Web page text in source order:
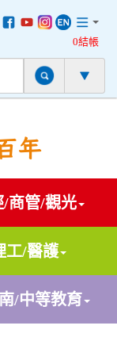
0結帳
年
/商管/觀光
工/醫護
/中等教育